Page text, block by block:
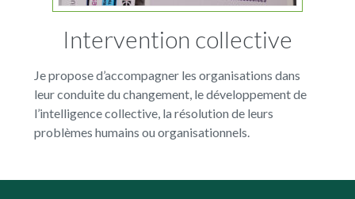
Intervention collective
Je propose d’accompagner les organisations dans
leur conduite du changement, le développement de
l’intelligence collective, la résolution de leurs
problèmes humains ou organisationnels.